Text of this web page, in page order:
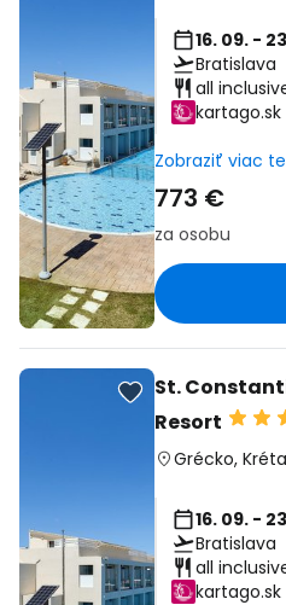
16. 09. -
Bratislava
all
kartago.sk
Zobraziť viac
773 €
za osobu
St.
Resort
Grécko, Kréta
16. 09. -
Bratislava
all
kartago.sk